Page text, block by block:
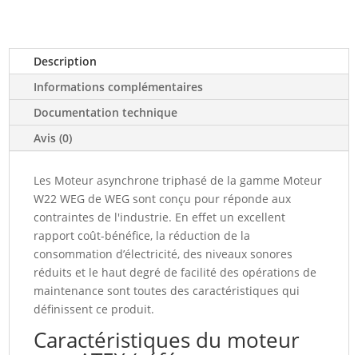
T3,
IIIB
T125°C
B3
0,75kw
230/400
1500tr/min
IE3
80
W22Xec
(15442768)
Description
Informations complémentaires
Documentation technique
Avis (0)
Les Moteur asynchrone triphasé de la gamme Moteur
W22 WEG de WEG sont conçu pour réponde aux
contraintes de l'industrie. En effet un excellent
rapport coût-bénéfice, la réduction de la
consommation d’électricité, des niveaux sonores
réduits et le haut degré de facilité des opérations de
maintenance sont toutes des caractéristiques qui
définissent ce produit.
Caractéristiques du moteur